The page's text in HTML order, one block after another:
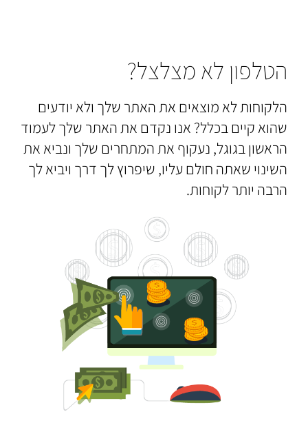
הטלפון לא מצלצל?
הלקוחות לא מוצאים את האתר שלך ולא יודעים
שהוא קיים בכלל? אנו נקדם את האתר שלך לעמוד
הראשון בגוגל, נעקוף את המתחרים שלך ונביא את
השינוי שאתה חולם עליו, שיפרוץ לך דרך ויביא לך
הרבה יותר לקוחות.